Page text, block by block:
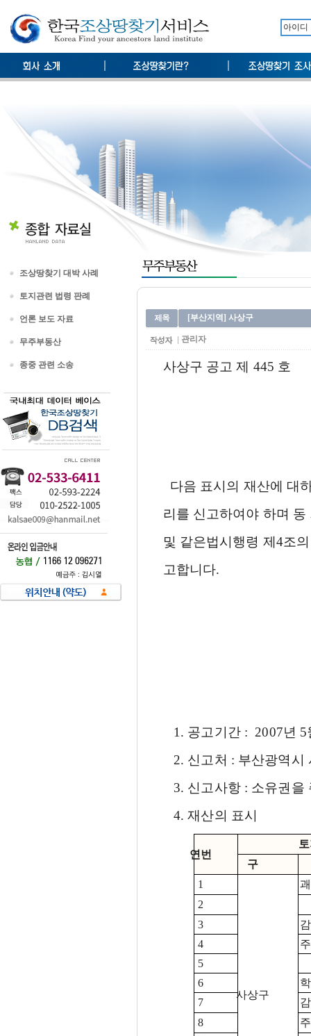
조상땅찾기 대박 사례
토지관련 법령 판례
언론 보도 자료
무주부동산
종중 관련 소송
[부산지역] 사상구
관리자
사상구 공고 제 445 호
다음 표시의 재산에 대
리를 신고하여야 하며
및 같은법시행령 제4조
고합니다.
1. 공고기간 : 2007년 5
2. 신고처 : 부산광역시
3. 신고사항 : 소유권을
4. 재산의 표시
연번
구
1
사상구
2
3
4
5
6
7
8